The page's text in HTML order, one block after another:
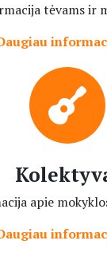
tėvams ir
apie